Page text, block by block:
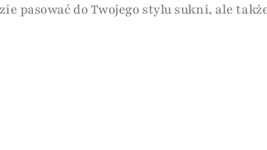
pasować do Twojego stylu sukni, ale